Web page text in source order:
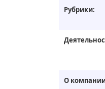
Рубрики:
О